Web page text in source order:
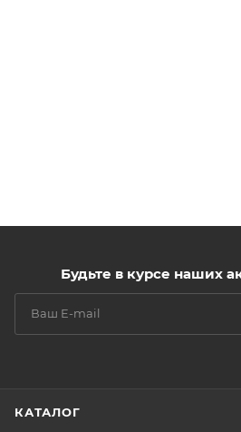
Будьте в курсе наших
КАТАЛОГ